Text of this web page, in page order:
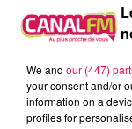
Club'in Canal
We and our (447)
your consent and/or
information on a
profiles for